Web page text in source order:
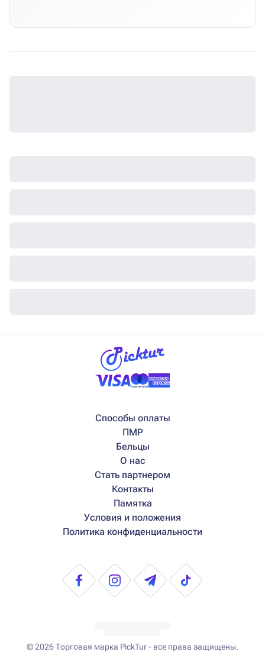
Способы оплаты
ПМР
Бельцы
О нас
Стать партнером
Контакты
Памятка
Условия и положения
Политика конфиденциальности
© 2026Торговая марка PickTur - все права защищены.